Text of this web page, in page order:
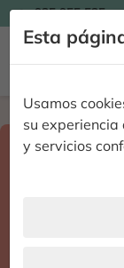
Esta
Usamos
su
y servicios
935 955 525

Home